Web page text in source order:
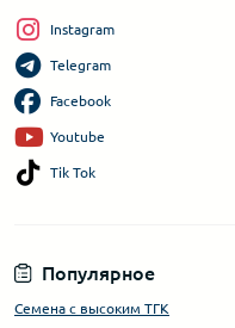
Популярное
Семена с высоким ТГК
Instagram
Telegram
Facebook
Youtube
Tik Tok